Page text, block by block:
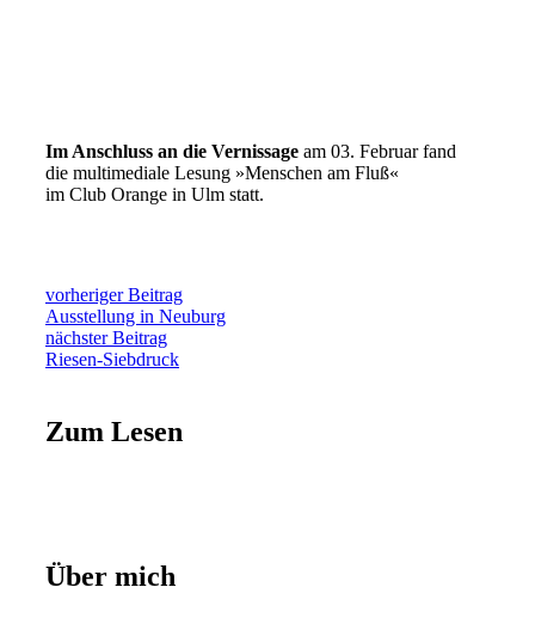
Im Anschluss an die Vernissage am 03. Februar fand
die multimediale Lesung »Menschen am Fluß«
im Club Orange in Ulm statt.
vorheriger Beitrag
Ausstellung in Neuburg
nächster Beitrag
Riesen-Siebdruck
Zum Lesen
Über mich